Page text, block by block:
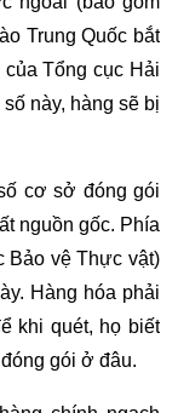
Trung Quốc bắt
Tổng cục Hải
này, hàng sẽ bị
cơ sở đóng gói
nguồn gốc. Phía
Bảo vệ Thực vật)
Hàng hóa phải
khi quét, họ biết
gói ở đâu.